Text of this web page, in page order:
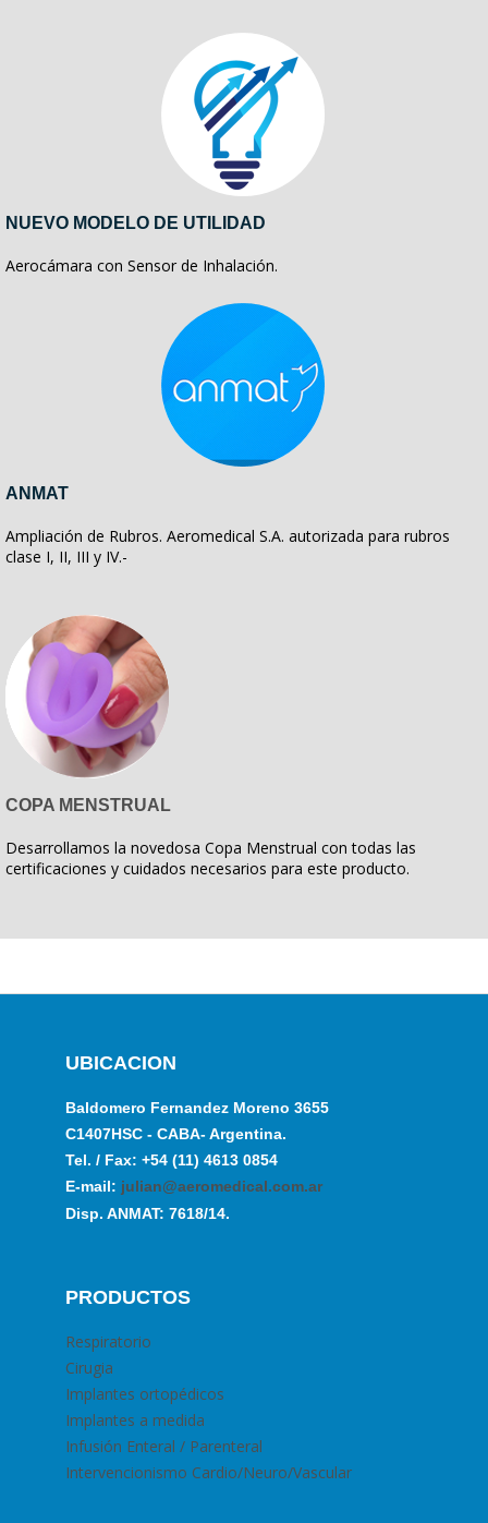
NUEVO MODELO DE UTILIDAD
Aerocámara con Sensor de Inhalación.
ANMAT
Ampliación de Rubros. Aeromedical S.A. autorizada para rubros
clase I, II, III y IV.-
COPA MENSTRUAL
Desarrollamos la novedosa Copa Menstrual con todas las
certificaciones y cuidados necesarios para este producto.
UBICACION
Baldomero Fernandez Moreno 3655
C1407HSC - CABA- Argentina.
Tel. / Fax: +54 (11) 4613 0854
E-mail: julian@aeromedical.com.ar
Disp. ANMAT: 7618/14.
PRODUCTOS
Respiratorio
Cirugia
Implantes ortopédicos
Implantes a medida
Infusión Enteral / Parenteral
Intervencionismo Cardio/Neuro/Vascular